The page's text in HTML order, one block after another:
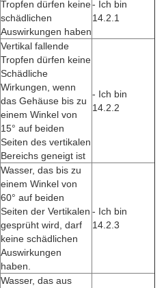
Tropfen dürfen keine
schädlichen
Auswirkungen haben
- Ich bin
14.2.1
Vertikal fallende
Tropfen dürfen keine
Schädliche
Wirkungen, wenn
das Gehäuse bis zu
einem Winkel von
15° auf beiden
Seiten des vertikalen
Bereichs geneigt ist
- Ich bin
14.2.2
Wasser, das bis zu
einem Winkel von
60° auf beiden
Seiten der Vertikalen
gesprüht wird, darf
keine schädlichen
Auswirkungen
haben.
- Ich bin
14.2.3
Wasser, das aus